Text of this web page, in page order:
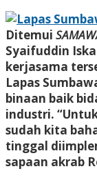
Ditemui
Syaifuddin
kerjasama
Lapas
binaan baik
industri.
sudah kita
tinggal
sapaan akrab